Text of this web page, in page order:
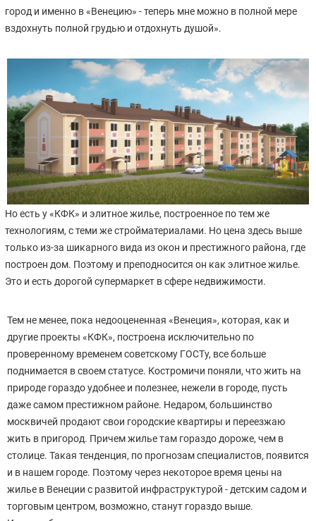
город и именно в «Венецию» - теперь мне можно в полной мере
вздохнуть полной грудью и отдохнуть душой».
Но есть у «КФК» и элитное жилье, построенное по тем же
технологиям, с теми же стройматериалами. Но цена здесь выше
только из-за шикарного вида из окон и престижного района, где
построен дом. Поэтому и преподносится он как элитное жилье.
Это и есть дорогой супермаркет в сфере недвижимости.
Тем не менее, пока недооцененная «Венеция», которая, как и
другие проекты «КФК», построена исключительно по
проверенному временем советскому ГОСТу, все больше
поднимается в своем статусе. Костромичи поняли, что жить на
природе гораздо удобнее и полезнее, нежели в городе, пусть
даже самом престижном районе. Недаром, большинство
москвичей продают свои городские квартиры и переезжаю
жить в пригород. Причем жилье там гораздо дороже, чем в
столице. Такая тенденция, по прогнозам специалистов, появится
и в нашем городе. Поэтому через некоторое время цены на
жилье в Венеции с развитой инфраструктурой - детским садом и
торговым центром, возможно, станут гораздо выше.